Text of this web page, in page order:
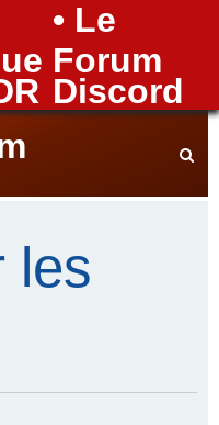
• Le
Forum
Discord
h
les